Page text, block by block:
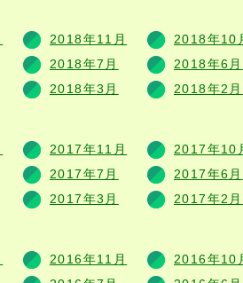
2018年11月
2018年10
2018年7月
2018年6月
2018年3月 2018年2月
2017年11月
2017年10
2017年7月
2017年6月
2017年3月 2017年2月
2016年11月
2016年10